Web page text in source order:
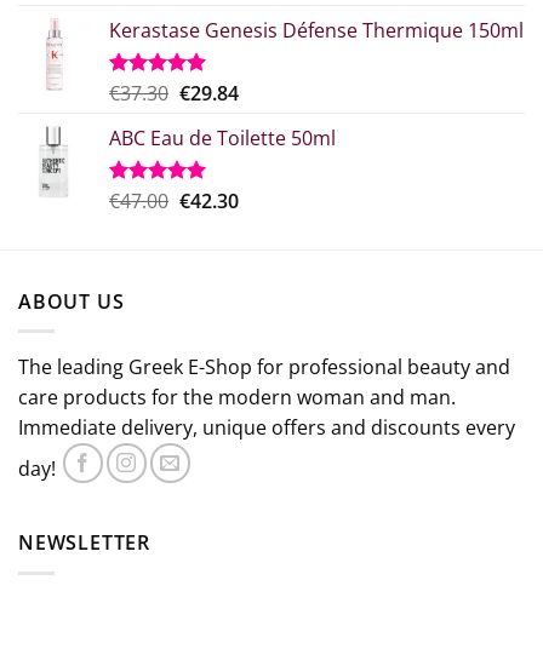
what:
€29.00.
τιμή
€21.75.
Kerastase Genesis Défense Thermique 150ml
Rated5.00
€37.30 Original
was:
€37.30.
€29.84Η
τιμή
€29.84.
ABC Eau de Toilette 50ml
Rated5.00
€47.00 Original
€42.30The
ABOUT US
The leading Greek E-Shop for professional beauty and
care products for the modern woman and man.
Immediate delivery, unique offers and discounts every
day!
NEWSLETTER